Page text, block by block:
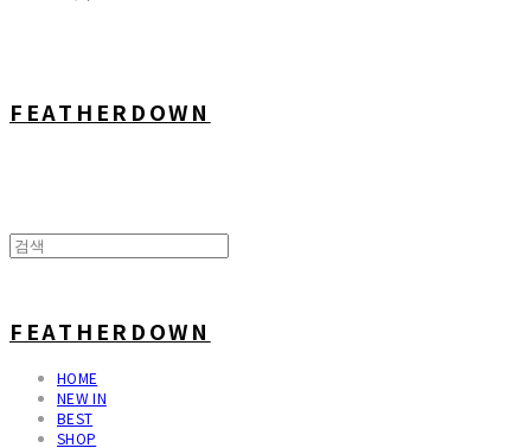
FEATHERDOWN
FEATHERDOWN
HOME
NEW IN
BEST
SHOP